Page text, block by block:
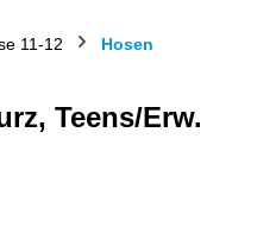
11-12 Hosen
Teens/Erw.